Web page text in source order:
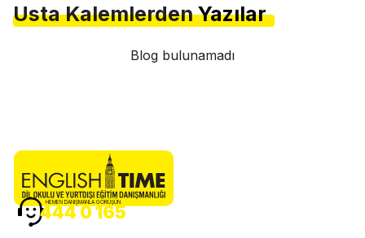
Usta Kalemlerden Yazılar
Blog bulunamadı
HEMEN DANIŞMANLA GÖRÜŞÜN
444 0 165